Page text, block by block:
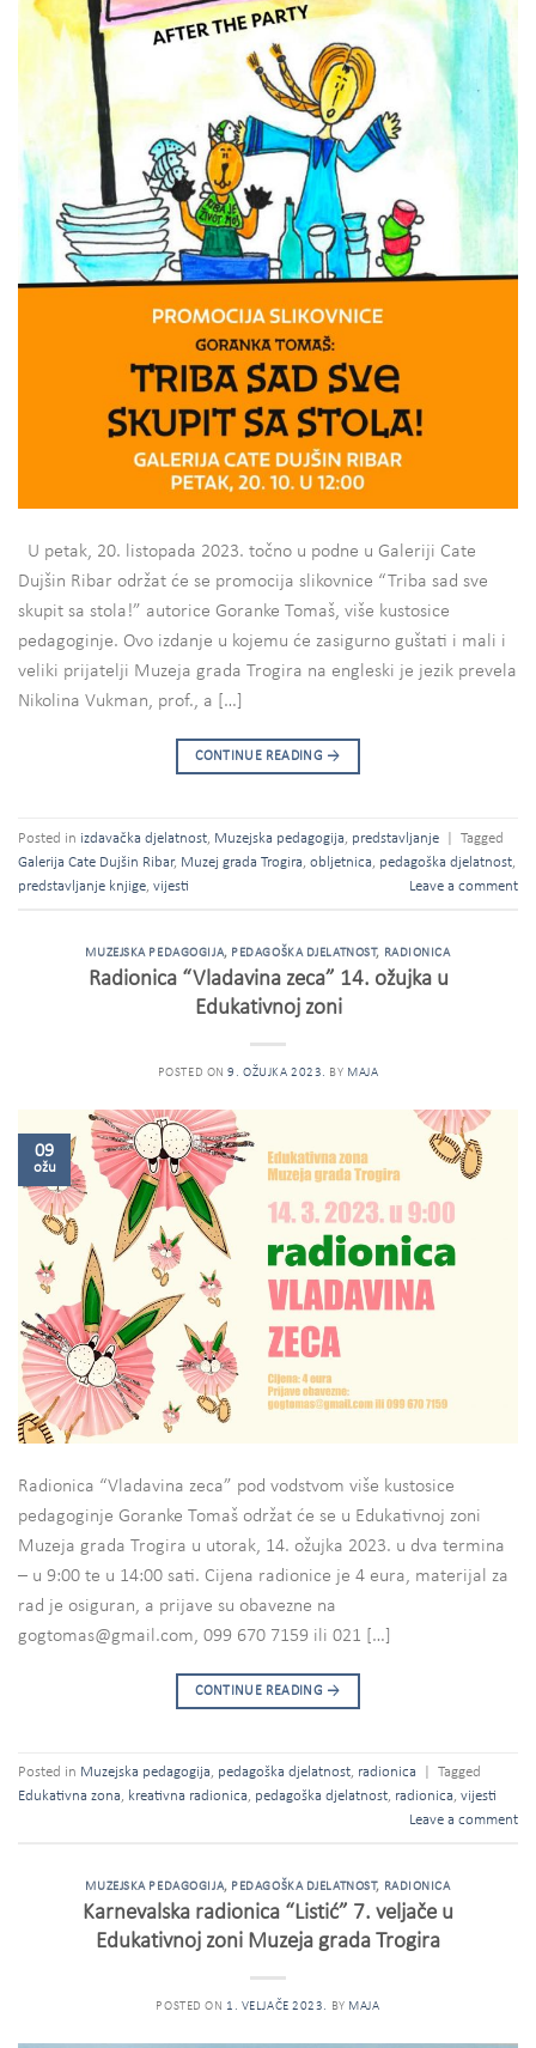
U petak, 20. listopada 2023. točno u podne u Galeriji Cate
Dujšin Ribar održat će se promocija slikovnice “Triba sad sve
skupit sa stola!” autorice Goranke Tomaš, više kustosice
pedagoginje. Ovo izdanje u kojemu će zasigurno guštati i mali i
veliki prijatelji Muzeja grada Trogira na engleski je jezik prevela
Nikolina Vukman, prof., a […]
CONTINUE READING →
Posted in izdavačka djelatnost, Muzejska pedagogija, predstavljanje
Tagged
Galerija Cate Dujšin Ribar, Muzej grada Trogira, obljetnica, pedagoška djelatnost,
predstavljanje knjige, vijesti Leave a comment
MUZEJSKA PEDAGOGIJA, PEDAGOŠKA DJELATNOST, RADIONICA
Radionica “Vladavina zeca” 14. ožujka u
Edukativnoj zoni
POSTED ON9. OŽUJKA 2023. BY MAJA
09
ožu
Radionica “Vladavina zeca” pod vodstvom više kustosice
pedagoginje Goranke Tomaš održat će se u Edukativnoj zoni
Muzeja grada Trogira u utorak, 14. ožujka 2023. u dva termina
– u 9:00 te u 14:00 sati. Cijena radionice je 4 eura, materijal za
rad je osiguran, a prijave su obavezne na
gogtomas@gmail.com, 099 670 7159 ili 021 […]
CONTINUE READING →
Posted in Muzejska pedagogija, pedagoška djelatnost, radionica
Tagged
Edukativna zona, kreativna radionica, pedagoška djelatnost, radionica, vijesti
Leave a comment
MUZEJSKA PEDAGOGIJA, PEDAGOŠKA DJELATNOST, RADIONICA
Karnevalska radionica “Listić” 7. veljače u
Edukativnoj zoni Muzeja grada Trogira
POSTED ON 1. VELJAČE 2023. BY MAJA